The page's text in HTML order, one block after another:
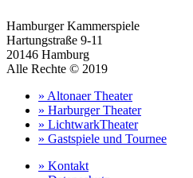
Hamburger Kammerspiele
Hartungstraße 9-11
20146 Hamburg
Alle Rechte © 2019
» Altonaer Theater
» Harburger Theater
» LichtwarkTheater
» Gastspiele und Tournee
» Kontakt